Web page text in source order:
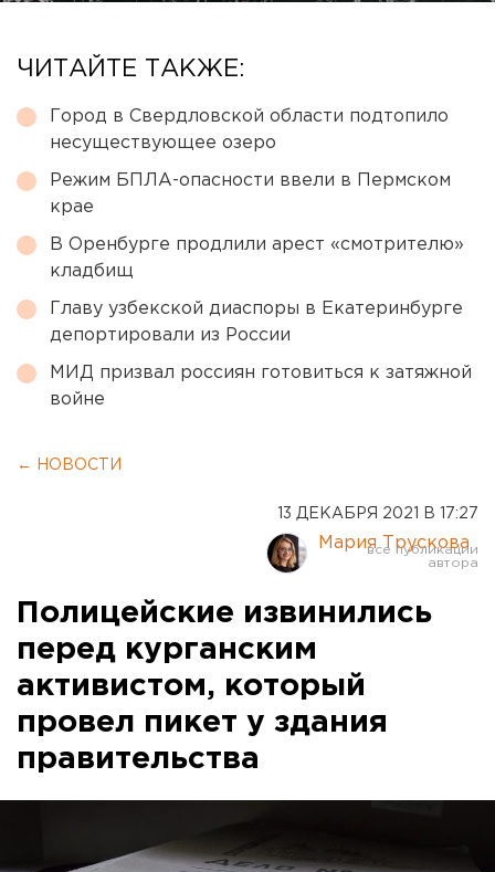
ЧИТАЙТЕ ТАКЖЕ:
Город в Свердловской области подтопило
несуществующее озеро
Режим БПЛА-опасности ввели в Пермском
крае
В Оренбурге продлили арест «смотрителю»
кладбищ
Главу узбекской диаспоры в Екатеринбурге
депортировали из России
МИД призвал россиян готовиться к затяжной
войне
← НОВОСТИ
13 ДЕКАБРЯ 2021 В 17:27
Мария Трускова
Полицейские извинились
перед курганским
активистом, который
провел пикет у здания
правительства